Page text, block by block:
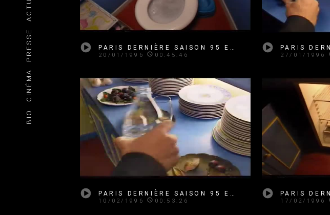
BIO
CINÉMA
PRESSE
ACTU
PARIS DERNIÈRE SAISON 95 EMISSION 17
20/01/1996 00:45:46 27/01/1996
PARIS DERNIÈRE SAISON 95 EMISSION 20
10/02/1996 00:53:26 17/02/1996